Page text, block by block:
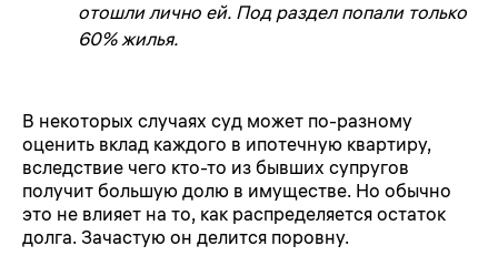
отошли лично ей. Под раздел попали только
60% жилья.
В некоторых случаях суд может по-разному
оценить вклад каждого в ипотечную квартиру,
вследствие чего кто-то из бывших супругов
получит большую долю в имуществе. Но обычно
это не влияет на то, как распределяется остаток
долга. Зачастую он делится поровну.